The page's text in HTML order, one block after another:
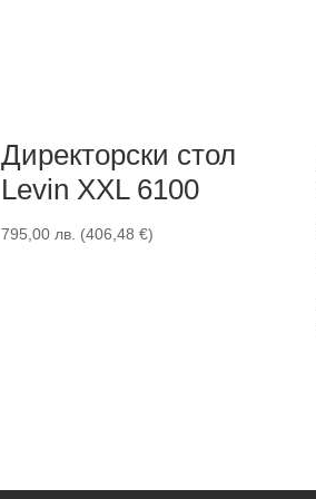
Директорски стол
Levin XXL 6100
795,00лв. (406,48€)